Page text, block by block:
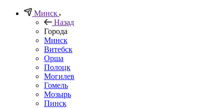
Минск
Назад
Города
Минск
Витебск
Орша
Полоцк
Могилев
Гомель
Мозырь
Пинск